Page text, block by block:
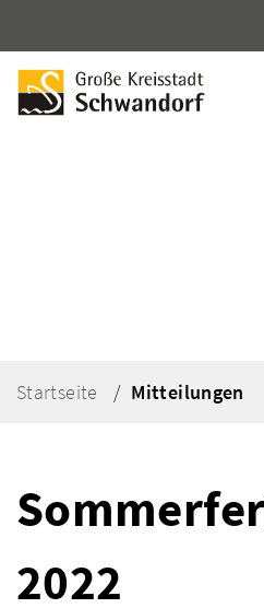
Startseite Mitteilungen
2022